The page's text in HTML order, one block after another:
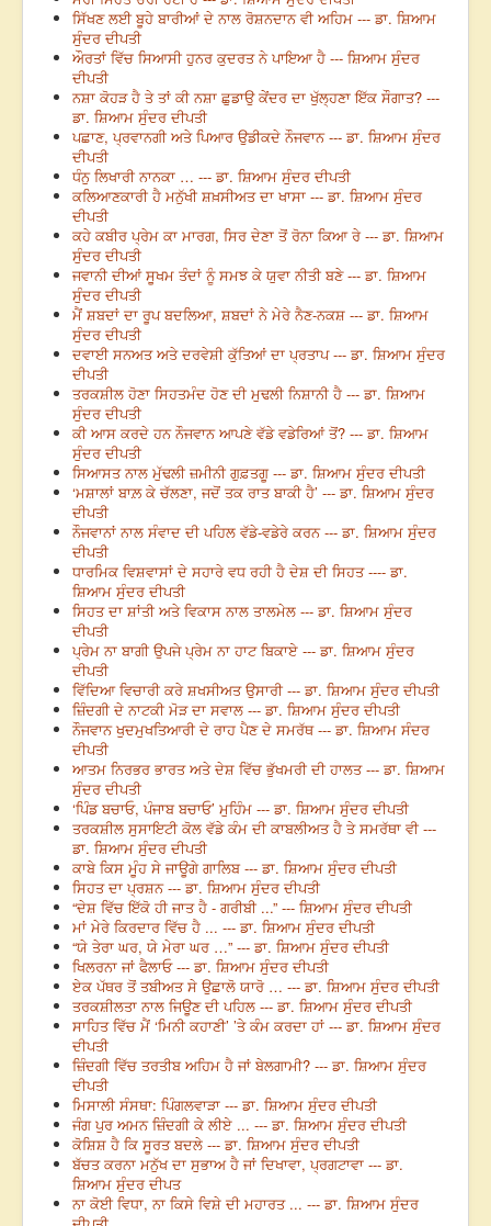
ਸਿੱਖਣ ਲਈ ਬੂਹੇ ਬਾਰੀਆਂ ਦੇ ਨਾਲ ਰੋਸ਼ਨਦਾਨ ਵੀ ਅਹਿਮ --- ਡਾ. ਸ਼ਿਆਮ
ਸੁੰਦਰ ਦੀਪਤੀ
ਔਰਤਾਂ ਵਿੱਚ ਸਿਆਸੀ ਹੁਨਰ ਕੁਦਰਤ ਨੇ ਪਾਇਆ ਹੈ --- ਸ਼ਿਆਮ ਸੁੰਦਰ
ਦੀਪਤੀ
ਨਸ਼ਾ ਕੋਹੜ ਹੈ ਤੇ ਤਾਂ ਕੀ ਨਸ਼ਾ ਛੁਡਾਉ ਕੇਂਦਰ ਦਾ ਖੁੱਲ੍ਹਣਾ ਇੱਕ ਸੌਗਾਤ? ---
ਡਾ. ਸ਼ਿਆਮ ਸੁੰਦਰ ਦੀਪਤੀ
ਪਛਾਣ, ਪ੍ਰਵਾਨਗੀ ਅਤੇ ਪਿਆਰ ਉਡੀਕਦੇ ਨੌਜਵਾਨ --- ਡਾ. ਸ਼ਿਆਮ ਸੁੰਦਰ
ਦੀਪਤੀ
ਧੰਨੁ ਲਿਖਾਰੀ ਨਾਨਕਾ … --- ਡਾ. ਸ਼ਿਆਮ ਸੁੰਦਰ ਦੀਪਤੀ
ਕਲਿਆਣਕਾਰੀ ਹੈ ਮਨੁੱਖੀ ਸ਼ਖ਼ਸੀਅਤ ਦਾ ਖਾਸਾ --- ਡਾ. ਸ਼ਿਆਮ ਸੁੰਦਰ
ਦੀਪਤੀ
ਕਹੇ ਕਬੀਰ ਪ੍ਰੇਮ ਕਾ ਮਾਰਗ, ਸਿਰ ਦੇਣਾ ਤੋਂ ਰੋਨਾ ਕਿਆ ਰੇ --- ਡਾ. ਸ਼ਿਆਮ
ਸੁੰਦਰ ਦੀਪਤੀ
ਜਵਾਨੀ ਦੀਆਂ ਸੂਖਮ ਤੰਦਾਂ ਨੂੰ ਸਮਝ ਕੇ ਯੁਵਾ ਨੀਤੀ ਬਣੇ --- ਡਾ. ਸ਼ਿਆਮ
ਸੁੰਦਰ ਦੀਪਤੀ
ਮੈਂ ਸ਼ਬਦਾਂ ਦਾ ਰੂਪ ਬਦਲਿਆ, ਸ਼ਬਦਾਂ ਨੇ ਮੇਰੇ ਨੈਣ-ਨਕਸ਼ --- ਡਾ. ਸ਼ਿਆਮ
ਸੁੰਦਰ ਦੀਪਤੀ
ਦਵਾਈ ਸਨਅਤ ਅਤੇ ਦਰਵੇਸ਼ੀ ਕੁੱਤਿਆਂ ਦਾ ਪ੍ਰਤਾਪ --- ਡਾ. ਸ਼ਿਆਮ ਸੁੰਦਰ
ਦੀਪਤੀ
ਤਰਕਸ਼ੀਲ ਹੋਣਾ ਸਿਹਤਮੰਦ ਹੋਣ ਦੀ ਮੁਢਲੀ ਨਿਸ਼ਾਨੀ ਹੈ --- ਡਾ. ਸ਼ਿਆਮ
ਸੁੰਦਰ ਦੀਪਤੀ
ਕੀ ਆਸ ਕਰਦੇ ਹਨ ਨੌਜਵਾਨ ਆਪਣੇ ਵੱਡੇ ਵਡੇਰਿਆਂ ਤੋਂ? --- ਡਾ. ਸ਼ਿਆਮ
ਸੁੰਦਰ ਦੀਪਤੀ
ਸਿਆਸਤ ਨਾਲ ਮੁੱਢਲੀ ਜ਼ਮੀਨੀ ਗੁਫ਼ਤਗੂ --- ਡਾ. ਸ਼ਿਆਮ ਸੁੰਦਰ ਦੀਪਤੀ
‘ਮਸ਼ਾਲਾਂ ਬਾਲ਼ ਕੇ ਚੱਲਣਾ, ਜਦੋਂ ਤਕ ਰਾਤ ਬਾਕੀ ਹੈ’ --- ਡਾ. ਸ਼ਿਆਮ ਸੁੰਦਰ
ਦੀਪਤੀ
ਨੌਜਵਾਨਾਂ ਨਾਲ ਸੰਵਾਦ ਦੀ ਪਹਿਲ ਵੱਡੇ-ਵਡੇਰੇ ਕਰਨ --- ਡਾ. ਸ਼ਿਆਮ ਸੁੰਦਰ
ਦੀਪਤੀ
ਧਾਰਮਿਕ ਵਿਸ਼ਵਾਸਾਂ ਦੇ ਸਹਾਰੇ ਵਧ ਰਹੀ ਹੈ ਦੇਸ਼ ਦੀ ਸਿਹਤ ---- ਡਾ.
ਸ਼ਿਆਮ ਸੁੰਦਰ ਦੀਪਤੀ
ਸਿਹਤ ਦਾ ਸ਼ਾਂਤੀ ਅਤੇ ਵਿਕਾਸ ਨਾਲ ਤਾਲਮੇਲ --- ਡਾ. ਸ਼ਿਆਮ ਸੁੰਦਰ
ਦੀਪਤੀ
ਪ੍ਰੇਮ ਨਾ ਬਾਗੀ ਉਪਜੇ ਪ੍ਰੇਮ ਨਾ ਹਾਟ ਬਿਕਾਏ --- ਡਾ. ਸ਼ਿਆਮ ਸੁੰਦਰ
ਦੀਪਤੀ
ਵਿੱਦਿਆ ਵਿਚਾਰੀ ਕਰੇ ਸ਼ਖਸੀਅਤ ਉਸਾਰੀ --- ਡਾ. ਸ਼ਿਆਮ ਸੁੰਦਰ ਦੀਪਤੀ
ਜ਼ਿੰਦਗੀ ਦੇ ਨਾਟਕੀ ਮੋੜ ਦਾ ਸਵਾਲ --- ਡਾ. ਸ਼ਿਆਮ ਸੁੰਦਰ ਦੀਪਤੀ
ਨੌਜਵਾਨ ਖੁਦਮੁਖਤਿਆਰੀ ਦੇ ਰਾਹ ਪੈਣ ਦੇ ਸਮਰੱਥ --- ਡਾ. ਸ਼ਿਆਮ ਸੰਦਰ
ਦੀਪਤੀ
ਆਤਮ ਨਿਰਭਰ ਭਾਰਤ ਅਤੇ ਦੇਸ਼ ਵਿੱਚ ਭੁੱਖਮਰੀ ਦੀ ਹਾਲਤ --- ਡਾ. ਸ਼ਿਆਮ
ਸੁੰਦਰ ਦੀਪਤੀ
‘ਪਿੰਡ ਬਚਾਓ, ਪੰਜਾਬ ਬਚਾਓ’ ਮੁਹਿੰਮ --- ਡਾ. ਸ਼ਿਆਮ ਸੁੰਦਰ ਦੀਪਤੀ
ਤਰਕਸ਼ੀਲ ਸੁਸਾਇਟੀ ਕੋਲ ਵੱਡੇ ਕੰਮ ਦੀ ਕਾਬਲੀਅਤ ਹੈ ਤੇ ਸਮਰੱਥਾ ਵੀ ---
ਡਾ. ਸ਼ਿਆਮ ਸੁੰਦਰ ਦੀਪਤੀ
ਕਾਬੇ ਕਿਸ ਮੂੰਹ ਸੇ ਜਾਊਗੇ ਗਾਲਿਬ --- ਡਾ. ਸ਼ਿਆਮ ਸੁੰਦਰ ਦੀਪਤੀ
ਸਿਹਤ ਦਾ ਪ੍ਰਸ਼ਨ --- ਡਾ. ਸ਼ਿਆਮ ਸੁੰਦਰ ਦੀਪਤੀ
“ਦੇਸ਼ ਵਿੱਚ ਇੱਕੋ ਹੀ ਜਾਤ ਹੈ - ਗਰੀਬੀ ...” --- ਸ਼ਿਆਮ ਸੁੰਦਰ ਦੀਪਤੀ
ਮਾਂ ਮੇਰੇ ਕਿਰਦਾਰ ਵਿੱਚ ਹੈ ... --- ਡਾ. ਸ਼ਿਆਮ ਸੁੰਦਰ ਦੀਪਤੀ
“ਯੇ ਤੇਰਾ ਘਰ, ਯੇ ਮੇਰਾ ਘਰ …” --- ਡਾ. ਸ਼ਿਆਮ ਸੁੰਦਰ ਦੀਪਤੀ
ਖਿਲਰਨਾ ਜਾਂ ਫੈਲਾਓ --- ਡਾ. ਸ਼ਿਆਮ ਸੁੰਦਰ ਦੀਪਤੀ
ਏਕ ਪੱਥਰ ਤੋਂ ਤਬੀਅਤ ਸੇ ਉਛਾਲੋ ਯਾਰੋ … --- ਡਾ. ਸ਼ਿਆਮ ਸੁੰਦਰ ਦੀਪਤੀ
ਤਰਕਸ਼ੀਲਤਾ ਨਾਲ ਜਿਊਣ ਦੀ ਪਹਿਲ --- ਡਾ. ਸ਼ਿਆਮ ਸੁੰਦਰ ਦੀਪਤੀ
ਸਾਹਿਤ ਵਿੱਚ ਮੈਂ ‘ਮਿਨੀ ਕਹਾਣੀ’ ’ਤੇ ਕੰਮ ਕਰਦਾ ਹਾਂ --- ਡਾ. ਸ਼ਿਆਮ ਸੁੰਦਰ
ਦੀਪਤੀ
ਜ਼ਿੰਦਗੀ ਵਿੱਚ ਤਰਤੀਬ ਅਹਿਮ ਹੈ ਜਾਂ ਬੇਲਗਾਮੀ? --- ਡਾ. ਸ਼ਿਆਮ ਸੁੰਦਰ
ਦੀਪਤੀ
ਮਿਸਾਲੀ ਸੰਸਥਾ: ਪਿੰਗਲਵਾੜਾ --- ਡਾ. ਸ਼ਿਆਮ ਸੁੰਦਰ ਦੀਪਤੀ
ਜੰਗ ਪੁਰ ਅਮਨ ਜ਼ਿੰਦਗੀ ਕੇ ਲੀਏ ... --- ਡਾ. ਸ਼ਿਆਮ ਸੁੰਦਰ ਦੀਪਤੀ
ਕੋਸ਼ਿਸ਼ ਹੈ ਕਿ ਸੂਰਤ ਬਦਲੇ --- ਡਾ. ਸ਼ਿਆਮ ਸੁੰਦਰ ਦੀਪਤੀ
ਬੱਚਤ ਕਰਨਾ ਮਨੁੱਖ ਦਾ ਸੁਭਾਅ ਹੈ ਜਾਂ ਦਿਖਾਵਾ, ਪ੍ਰਗਟਾਵਾ --- ਡਾ.
ਸ਼ਿਆਮ ਸੁੰਦਰ ਦੀਪਤ
ਨਾ ਕੋਈ ਵਿਧਾ, ਨਾ ਕਿਸੇ ਵਿਸ਼ੇ ਦੀ ਮਹਾਰਤ ... --- ਡਾ. ਸ਼ਿਆਮ ਸੁੰਦਰ